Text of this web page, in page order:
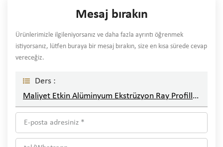
Mesaj bırakın
Ürünlerimizle ilgileniyorsanız ve daha fazla ayrıntı öğrenmek
istiyorsanız, lütfen buraya bir mesaj bırakın, size en kısa sürede cevap
vereceğiz.
Ders :
Maliyet Etkin Alüminyum Ekstrüzyon Ray Profilleri